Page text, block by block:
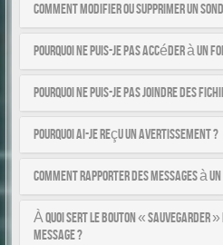
Comment modifier ou supprimer un
Pourquoi ne puis-je pas accéder à un
Pourquoi ne puis-je pas joindre des
Pourquoi ai-je reçu un avertissement ?
Comment rapporter des messages à
À quoi sert le bouton « Sauvegarder
message ?